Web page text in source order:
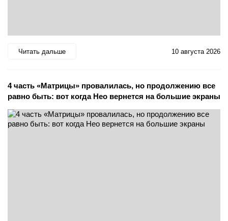
Читать дальше 10 августа 2026
4 часть «Матрицы» провалилась, но продолжению все
равно быть: вот когда Нео вернется на большие экраны